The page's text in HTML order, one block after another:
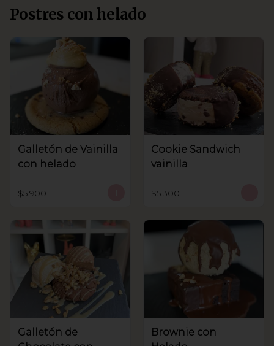
Postres con helado
Galletón de Vainilla
con helado
$5.900
Cookie Sandwich
vainilla
$5.300
Galletón de
Brownie con